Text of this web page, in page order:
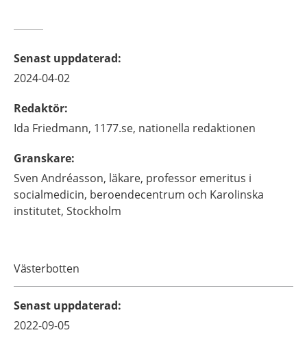
Senast uppdaterad:
2024-04-02
Redaktör:
Ida Friedmann, 1177.se, nationella redaktionen
Granskare:
Sven Andréasson, läkare, professor emeritus i
socialmedicin, beroendecentrum och Karolinska
institutet, Stockholm
Västerbotten
Senast uppdaterad:
2022-09-05